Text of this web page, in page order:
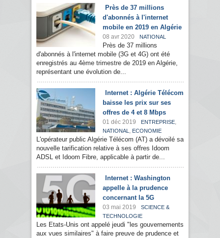
Près de 37 millions
d'abonnés à l'internet
mobile en 2019 en Algérie
08 avr 2020 NATIONAL
Près de 37 millions
d'abonnés à l'internet mobile (3G et 4G) ont été
enregistrés au 4ème trimestre de 2019 en Algérie,
représentant une évolution de...
Internet : Algérie Télécom
baisse les prix sur ses
offres de 4 et 8 Mbps
01 déc 2019 ENTREPRISE,
NATIONAL , ECONOMIE
L'opérateur public Algérie Télécom (AT) a dévoilé sa
nouvelle tarification relative à ses offres Idoom
ADSL et Idoom Fibre, applicable à partir de...
Internet : Washington
appelle à la prudence
concernant la 5G
03 mai 2019
SCIENCE &
TECHNOLOGIE
Les Etats-Unis ont appelé jeudi "les gouvernements
aux vues similaires" à faire preuve de prudence et